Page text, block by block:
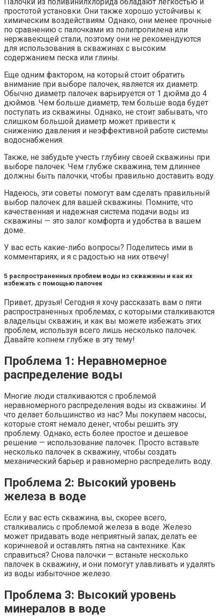
простотой установки. Они также хорошо устойчивы к
химическим воздействиям. Однако, они менее прочные
по сравнению с палочками из полипропилена или
нержавеющей стали, поэтому они не рекомендуются
для использования в скважинах с высоким
содержанием песка или глины.
Еще одним фактором, на который стоит обратить
внимание при выборе палочек, является их диаметр.
Обычно диаметр палочек варьируется от 1 дюйма до 4
дюймов. Чем больше диаметр, тем больше вода будет
поступать из скважины. Однако, не стоит забывать, что
слишком большой диаметр может привести к
снижению давления и неэффективной работе системы
водоснабжения.
Также, не забудьте учесть глубину своей скважины при
выборе палочек. Чем глубже скважина, тем длиннее
должны быть палочки, чтобы правильно доставить воду.
Надеюсь, эти советы помогут вам сделать правильный
выбор палочек для вашей скважины. Помните, что
качественная и надежная система подачи воды из
скважины — это залог комфорта и удобства в вашем
доме.
У вас есть какие-либо вопросы? Поделитесь ими в
комментариях, и я с радостью на них отвечу!
5 распространенных проблем воды из скважины и как их
избежать с помощью палочек
Привет, друзья! Сегодня я хочу рассказать вам о пяти
распространенных проблемах, с которыми сталкиваются
владельцы скважин, и как вы можете избежать этих
проблем, используя всего лишь несколько палочек.
Давайте копнем глубже в эту тему!
Проблема 1: Неравномерное
распределение воды
Многие люди сталкиваются с проблемой
неравномерного распределения воды из скважины. И
что делает большинство из нас? Мы покупаем насосы,
которые стоят немало денег, чтобы решить эту
проблему. Однако, есть более простое и дешевое
решение — использование палочек. Просто вставьте
несколько палочек в скважину, чтобы создать
механический барьер и равномерно распределить воду.
Проблема 2: Высокий уровень
железа в воде
Если у вас есть скважина, вы, скорее всего,
сталкивались с проблемой железа в воде. Железо
может придавать воде неприятный запах, делать ее
коричневой и оставлять пятна на сантехнике. Как
справиться? Снова палочки — встаньте несколько
палочек в скважину, и они помогут улавливать и удалять
из воды избыточное железо.
Проблема 3: Высокий уровень
минералов в воде